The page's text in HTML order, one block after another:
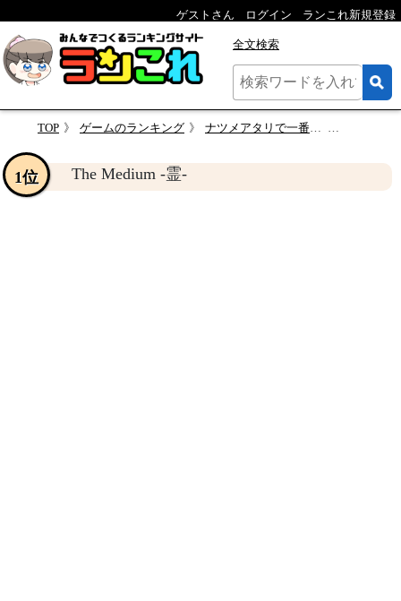
ゲストさん ログイン ランこれ新規登録
全文検索
TOP ゲームのランキング ナツメアタリで一番面白かったゲームを決める人気投票＆ランキング
The Medium -霊-
1位